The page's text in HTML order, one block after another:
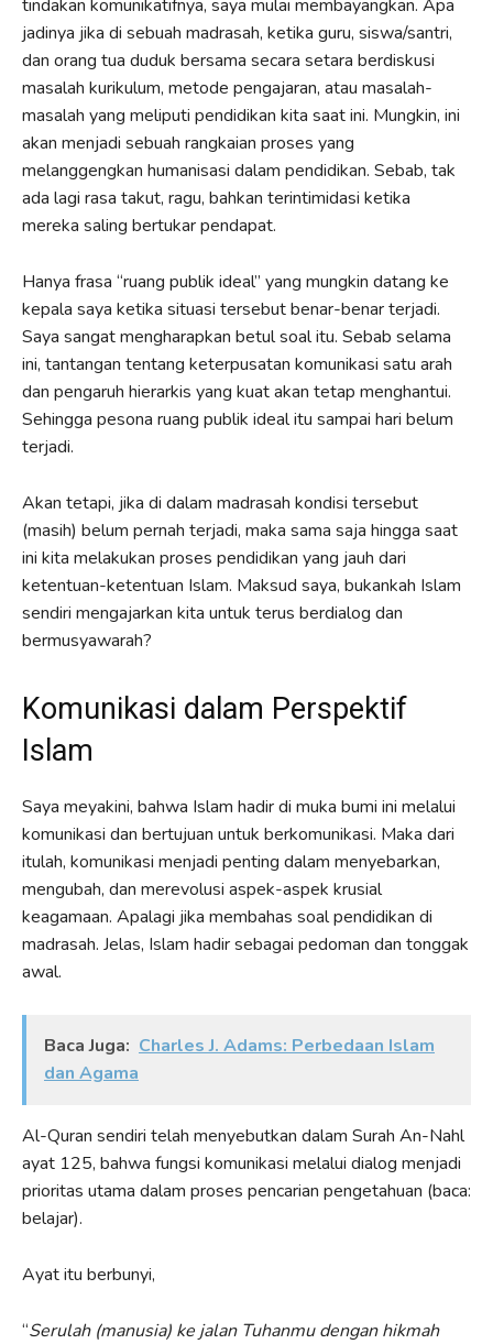
tindakan komunikatifnya, saya mulai membayangkan. Apa
jadinya jika di sebuah madrasah, ketika guru, siswa/santri,
dan orang tua duduk bersama secara setara berdiskusi
masalah kurikulum, metode pengajaran, atau masalah-
masalah yang meliputi pendidikan kita saat ini. Mungkin, ini
akan menjadi sebuah rangkaian proses yang
melanggengkan humanisasi dalam pendidikan. Sebab, tak
ada lagi rasa takut, ragu, bahkan terintimidasi ketika
mereka saling bertukar pendapat.
Hanya frasa “ruang publik ideal” yang mungkin datang ke
kepala saya ketika situasi tersebut benar-benar terjadi.
Saya sangat mengharapkan betul soal itu. Sebab selama
ini, tantangan tentang keterpusatan komunikasi satu arah
dan pengaruh hierarkis yang kuat akan tetap menghantui.
Sehingga pesona ruang publik ideal itu sampai hari belum
terjadi.
Akan tetapi, jika di dalam madrasah kondisi tersebut
(masih) belum pernah terjadi, maka sama saja hingga saat
ini kita melakukan proses pendidikan yang jauh dari
ketentuan-ketentuan Islam. Maksud saya, bukankah Islam
sendiri mengajarkan kita untuk terus berdialog dan
bermusyawarah?
Komunikasi dalam Perspektif
Islam
Saya meyakini, bahwa Islam hadir di muka bumi ini melalui
komunikasi dan bertujuan untuk berkomunikasi. Maka dari
itulah, komunikasi menjadi penting dalam menyebarkan,
mengubah, dan merevolusi aspek-aspek krusial
keagamaan. Apalagi jika membahas soal pendidikan di
madrasah. Jelas, Islam hadir sebagai pedoman dan tonggak
awal.
Baca Juga: Charles J. Adams: Perbedaan Islam
dan Agama
Al-Quran sendiri telah menyebutkan dalam Surah An-Nahl
ayat 125, bahwa fungsi komunikasi melalui dialog menjadi
prioritas utama dalam proses pencarian pengetahuan (baca:
belajar).
Ayat itu berbunyi,
“Serulah (manusia) ke jalan Tuhanmu dengan hikmah